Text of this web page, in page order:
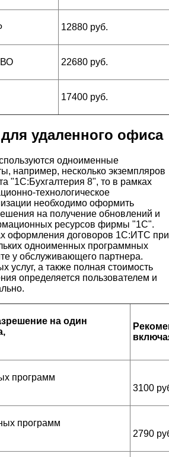
12880 руб.
22680 руб.
17400 руб.
удаленного офиса
одноименные
например, несколько экземпляров
"1С:Бухгалтерия 8", то в рамках
технологическое
необходимо оформить
на получение обновлений и
ресурсов фирмы "1С".
оформления договоров 1С:ИТС при
одноименных программных
у обслуживающего партнера.
услуг, а также полная стоимость
определяется пользователем и
на один
программ
3100
программ
2790